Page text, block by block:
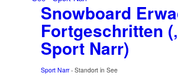
Snowboard
Fortgeschritten
Sport Narr)
Sport Narr- Standort in See